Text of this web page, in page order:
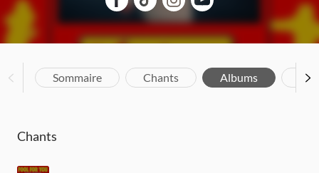
Sommaire Chants Albums
Chants